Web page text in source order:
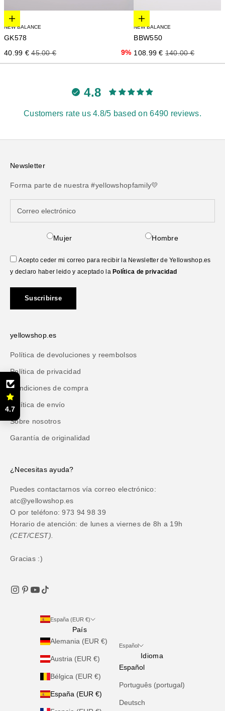
Elige opciones
NEW BALANCE
GK578
Precio de oferta
40.99 €Precio normal
45.00 € 9%
Elige opciones
NEW BALANCE
BBW550
Precio de oferta
108.99 € Precio normal
140.00 €
4.8
Customers rate us 4.8/5 based on 6490 reviews.
Newsletter
Forma parte de nuestra #yellowshopfamily💛
Mujer Hombre
Acepto ceder mi correo para recibir la Newsletter de Yellowshop.es
y declaro haber leido y aceptado la Política de privacidad
Suscribirse
yellowshop.es
Política de devoluciones y reembolsos
Política de privacidad
Condiciones de compra
Política de envío
Sobre nosotros
Garantía de originalidad
¿Necesitas ayuda?
Puedes contactarnos vía correo electrónico:
atc@yellowshop.es
O por teléfono: 973 94 98 39
Horario de atención: de lunes a viernes de 8h a 19h
(CET/CEST).
Gracias :)
España (EUR €)
País
Alemania (EUR €)
Austria (EUR €)
Bélgica (EUR €)
España (EUR €)
Español
Idioma
Español
Português (portugal)
Deutsch
4.7